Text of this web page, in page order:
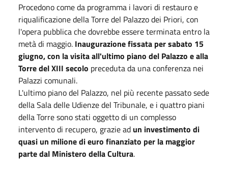
Procedono come da programma i lavori di restauro e
riqualificazione della Torre del Palazzo dei Priori, con
l'opera pubblica che dovrebbe essere terminata entro la
metà di maggio. Inaugurazione fissata per sabato 15
giugno, con la visita all'ultimo piano del Palazzo e alla
Torre del XIII secolo preceduta da una conferenza nei
Palazzi comunali.
L'ultimo piano del Palazzo, nel più recente passato sede
della Sala delle Udienze del Tribunale, e i quattro piani
della Torre sono stati oggetto di un complesso
intervento di recupero, grazie ad un investimento di
quasi un milione di euro finanziato per la maggior
parte dal Ministero della Cultura.